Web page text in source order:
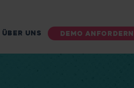
DEMO ANFORDERN
ÜBER UNS